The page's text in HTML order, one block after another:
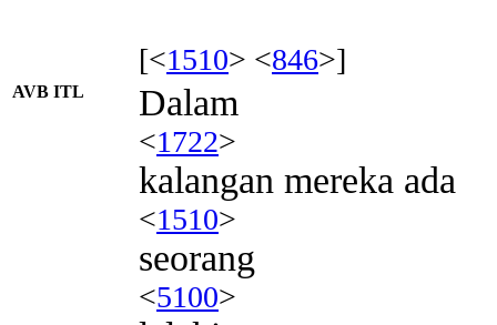
[<1510> <846>]
AVB ITL Dalam
<1722>
kalangan mereka ada
<1510>
seorang
<5100>